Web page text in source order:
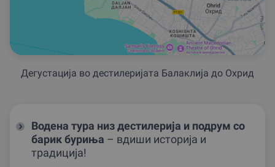
Дегустациjа во дестилеријата Балаклија до Охрид
Водена тура низ дестилерија и подрум со
барик буриња – вдиши историја и
традиција!